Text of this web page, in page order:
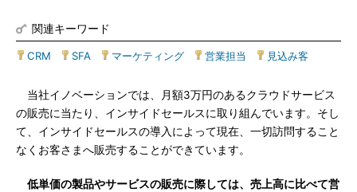
関連キーワード
CRM SFA マーケティング 営業担当 見込み客
当社イノベーションでは、月額3万円のあるクラウドサービス
の販売に当たり、インサイドセールスに取り組んでいます。そし
て、インサイドセールスの導入によって現在、一切訪問すること
なくお客さまへ販売することができています。
低単価の製品やサービスの販売に際しては、売上高に比べて営